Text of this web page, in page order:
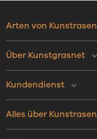
Arten von Kunstrasen
Über Kunstgrasnet
Kundendienst
Alles über Kunstrasen